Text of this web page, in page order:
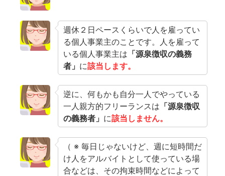
週休２日ペースくらいで人を雇ってい
る個人事業主のことです。人を雇って
いる個人事業主は 「源泉徴収の義務
者」 に該当します。
逆に、何もかも自分一人でやっている
一人親方的フリーランスは 「源泉徴収
の義務者」 に該当しません。
（ ※ 毎日じゃないけど、週に短時間だ
け人をアルバイトとして使っている場
合などは、その拘束時間などによって